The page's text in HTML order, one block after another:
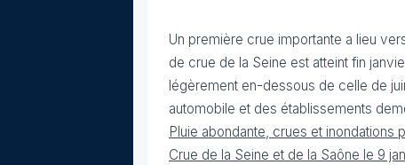
Un première crue importante a lieu
de crue de la Seine est atteint fin
légèrement en-dessous de celle de
automobile et des établissements
Pluie abondante, crues et inondations
Crue de la Seine et de la Saône le 9